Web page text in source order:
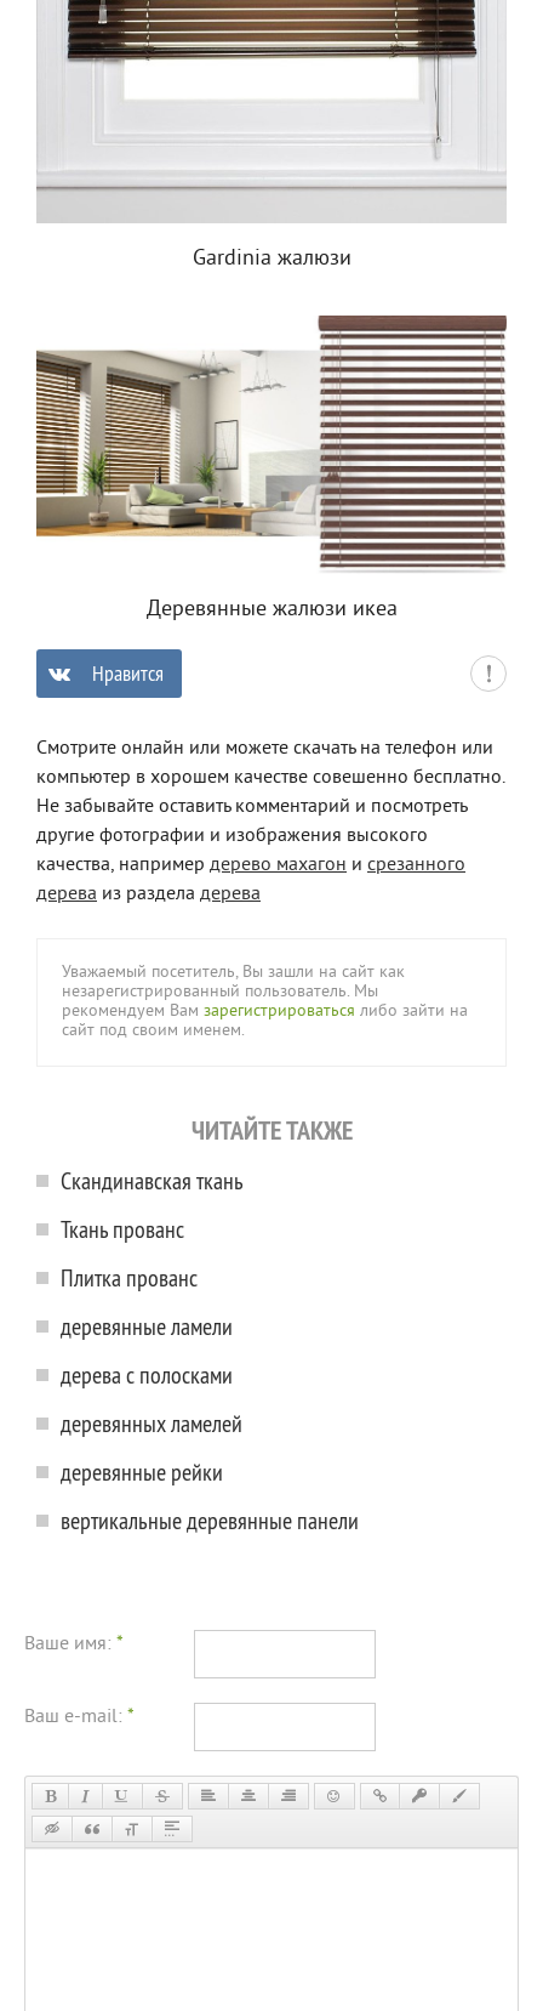
Gardinia жалюзи
Деревянные жалюзи икеа
Нравится
Смотрите онлайн или можете скачать на телефон или
компьютер в хорошем качестве совешенно бесплатно.
Не забывайте оставить комментарий и посмотреть
другие фотографии и изображения высокого
качества, например дерево махагон и срезанного
дерева из раздела дерева
Уважаемый посетитель, Вы зашли на сайт как
незарегистрированный пользователь. Мы
рекомендуем Вам зарегистрироваться либо зайти на
сайт под своим именем.
ЧИТАЙТЕ ТАКЖЕ
Скандинавская ткань
Ткань прованс
Плитка прованс
деревянные ламели
дерева с полосками
деревянных ламелей
деревянные рейки
вертикальные деревянные панели
Ваше имя: *
Ваш e-mail: *